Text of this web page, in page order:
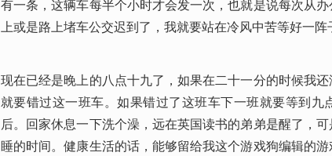
有一条，这辆车每半个小时才会发一次，也就是说每次从
上或是路上堵车公交迟到了，我就要站在冷风中苦等好一阵
现在已经是晚上的八点十九了，如果在二十一分的时候我
就要错过这一班车。如果错过了这班车下一班就要等到九
后。回家休息一下洗个澡，远在英国读书的弟弟是醒了，
睡的时间。健康生活的话，能够留给我这个游戏狗编辑的